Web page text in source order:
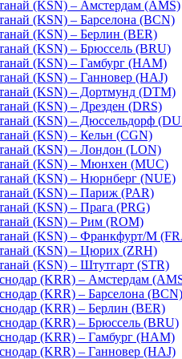
(KSN) – Амстердам (AMS)
(KSN) – Барселона (BCN)
(KSN) – Берлин (BER)
(KSN) – Брюссель (BRU)
(KSN) – Гамбург (HAM)
(KSN) – Ганновер (HAJ)
(KSN) – Дортмунд (DTM)
(KSN) – Дрезден (DRS)
(KSN) – Дюссельдорф
(KSN) – Кельн (CGN)
(KSN) – Лондон (LON)
(KSN) – Мюнхен (MUC)
(KSN) – Нюрнберг (NUE)
(KSN) – Париж (PAR)
(KSN) – Прага (PRG)
(KSN) – Рим (ROM)
(KSN) – Франкфурт/М
(KSN) – Цюрих (ZRH)
(KSN) – Штутгарт (STR)
(KRR) – Амстердам
(KRR) – Барселона (BCN)
(KRR) – Берлин (BER)
(KRR) – Брюссель (BRU)
(KRR) – Гамбург (HAM)
(KRR) – Ганновер (HAJ)